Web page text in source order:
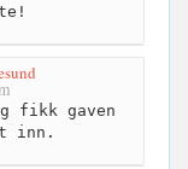
fikk gaven
inn.